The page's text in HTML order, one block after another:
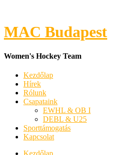
MAC Budapest
Women's Hockey Team
Kezdőlap
Hírek
Rólunk
Csapataink
EWHL & OB I
DEBL & U25
Sporttámogatás
Kapcsolat